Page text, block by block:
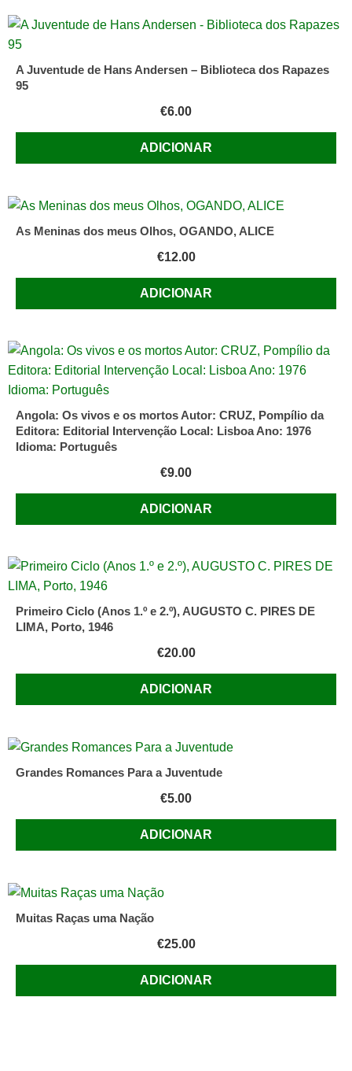
A Juventude de Hans Andersen – Biblioteca dos Rapazes
95
€6.00
ADICIONAR
As Meninas dos meus Olhos, OGANDO, ALICE
€12.00
ADICIONAR
Angola: Os vivos e os mortos Autor: CRUZ, Pompílio da
Editora: Editorial Intervenção Local: Lisboa Ano: 1976
Idioma: Português
€9.00
ADICIONAR
Primeiro Ciclo (Anos 1.º e 2.º), AUGUSTO C. PIRES DE
LIMA, Porto, 1946
€20.00
ADICIONAR
Grandes Romances Para a Juventude
€5.00
ADICIONAR
Muitas Raças uma Nação
€25.00
ADICIONAR